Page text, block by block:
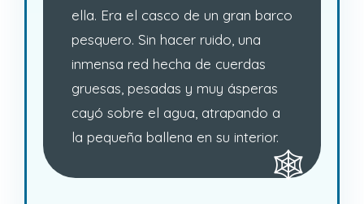
ella. Era el casco de un gran barco
pesquero. Sin hacer ruido, una
inmensa red hecha de cuerdas
gruesas, pesadas y muy ásperas
cayó sobre el agua, atrapando a
la pequeña ballena en su interior.